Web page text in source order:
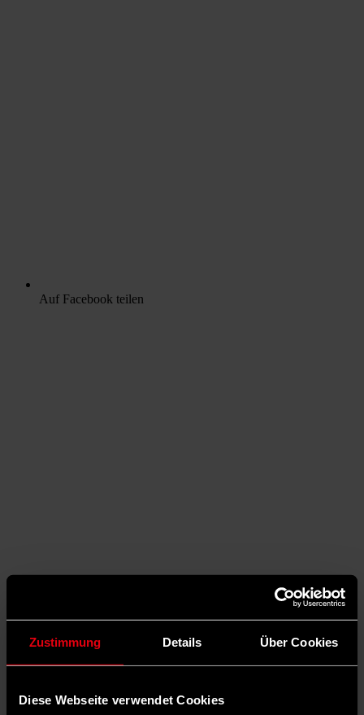
Zustimmung Details Über Cookies
Diese Webseite verwendet Cookies
Auf Facebook teilen
Auf X teilen